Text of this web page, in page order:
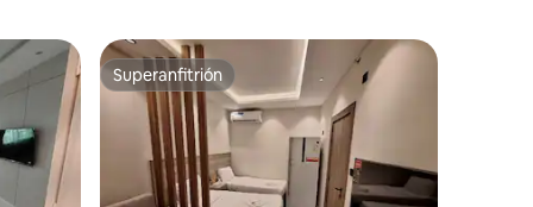
Superanfitrión
Superanfitrión